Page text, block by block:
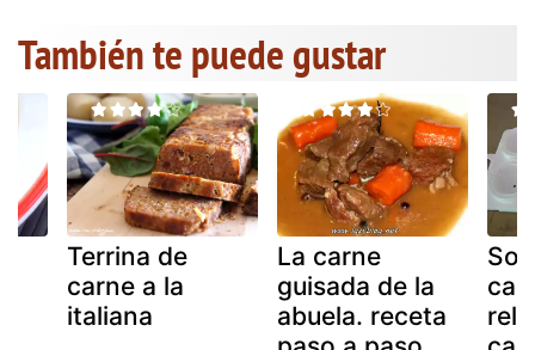
También te puede gustar
Terrina de
carne a la
italiana
La carne
guisada de la
abuela. receta